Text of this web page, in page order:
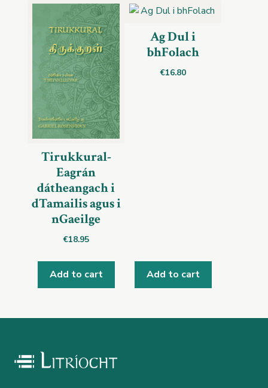
Tirukkural-
Eagrán
dátheangach i
dTamailis agus i
nGaeilge
€18.95
Add to cart
Ag Dul i
bhFolach
€16.80
Add to cart